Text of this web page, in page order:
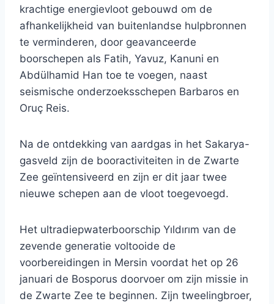
krachtige energievloot gebouwd om de
afhankelijkheid van buitenlandse hulpbronnen
te verminderen, door geavanceerde
boorschepen als Fatih, Yavuz, Kanuni en
Abdülhamid Han toe te voegen, naast
seismische onderzoeksschepen Barbaros en
Oruç Reis.
Na de ontdekking van aardgas in het Sakarya-
gasveld zijn de booractiviteiten in de Zwarte
Zee geïntensiveerd en zijn er dit jaar twee
nieuwe schepen aan de vloot toegevoegd.
Het ultradiepwaterboorschip Yıldırım van de
zevende generatie voltooide de
voorbereidingen in Mersin voordat het op 26
januari de Bosporus doorvoer om zijn missie in
de Zwarte Zee te beginnen. Zijn tweelingbroer,